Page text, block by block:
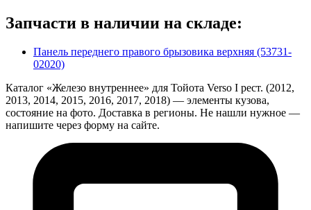
Запчасти в наличии на складе:
Панель переднего правого брызовика верхняя (53731-
02020)
Каталог «Железо внутреннее» для Тойота Verso I рест. (2012,
2013, 2014, 2015, 2016, 2017, 2018) — элементы кузова,
состояние на фото. Доставка в регионы. Не нашли нужное —
напишите через форму на сайте.